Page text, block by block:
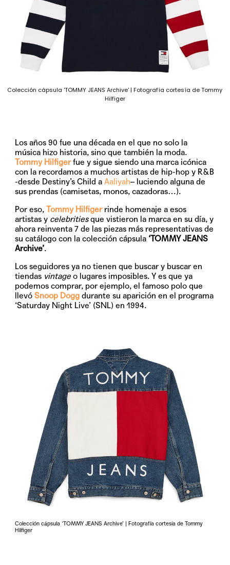
Colección cápsula 'TOMMY JEANS Archive' | Fotografía cortesía de Tommy
Hilfiger
Los años 90 fue una década en el que no solo la
música hizo historia, sino que también la moda.
Tommy Hilfigerfue y sigue siendo una marca icónica
con la recordamos a muchos artistas de hip-hop y R&B
-desde Destiny’s Child aAaliyah– luciendo alguna de
sus prendas (camisetas, monos, cazadoras…).
Por eso,Tommy Hilfigerrinde homenaje a esos
artistas y celebritiesque vistieron la marca en su día, y
ahora reinventa 7 de las piezas más representativas de
su catálogo con la colección cápsula ‘TOMMY JEANS
Archive’.
Los seguidores ya no tienen que buscar y buscar en
tiendas vintage o lugares imposibles. Y es que ya
podemos comprar, por ejemplo, el famoso polo que
llevóSnoop Dogg durante su aparición en el programa
‘Saturday Night Live’ (SNL) en 1994.
Colección cápsula ‘TOMMY JEANS Archive’ | Fotografía cortesía de Tommy
Hilfiger